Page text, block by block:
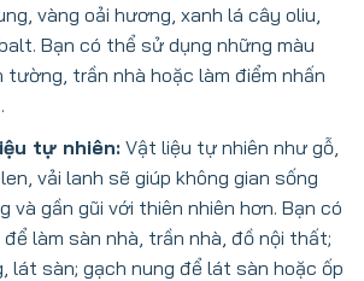
vàng oải hương, xanh lá cây oliu,
Bạn có thể sử dụng những màu
trần nhà hoặc làm điểm nhấn
tự nhiên:Vật liệu tự nhiên như gỗ,
vải lanh sẽ giúp không gian sống
và gần gũi với thiên nhiên hơn. Bạn có
làm sàn nhà, trần nhà, đồ nội thất;
lát sàn; gạch nung để lát sàn hoặc ốp